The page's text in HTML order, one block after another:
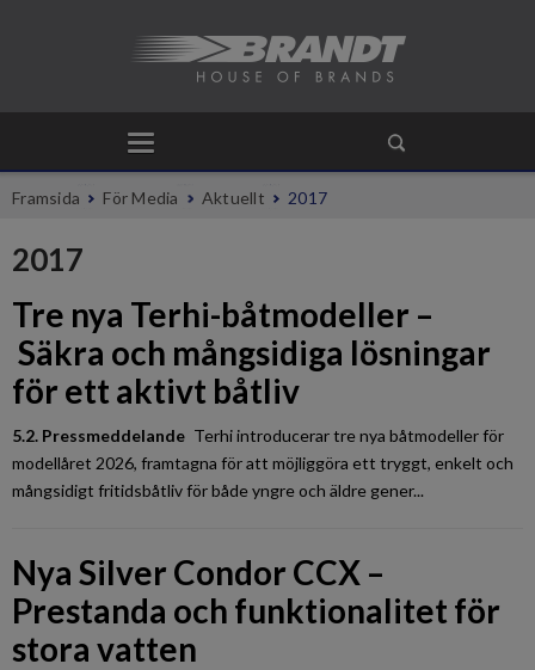
Framsida För Media Aktuellt 2017
2017
Tre nya Terhi-båtmodeller –
Säkra och mångsidiga lösningar
för ett aktivt båtliv
5.2. Pressmeddelande Terhi introducerar tre nya båtmodeller för
modellåret 2026, framtagna för att möjliggöra ett tryggt, enkelt och
mångsidigt fritidsbåtliv för både yngre och äldre gener...
Nya Silver Condor CCX –
Prestanda och funktionalitet för
stora vatten